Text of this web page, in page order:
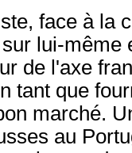
face à la
lui-même
de l'axe
tant que
marché.
au